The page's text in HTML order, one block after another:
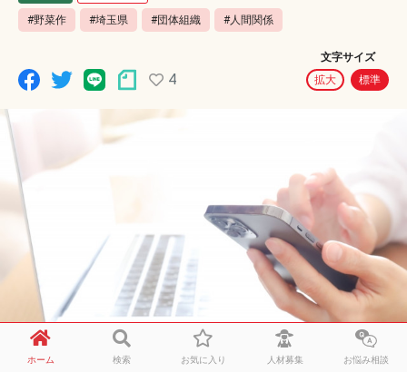
#野菜作 #埼玉県 #団体組織 #人間関係
4
文字サイズ
拡大
標準
ホーム 検索 お気に入り 人材募集 お悩み相談